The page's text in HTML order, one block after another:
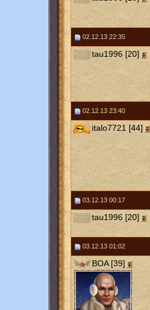
02.12.13 22:35
tau1996 [20]
02.12.13 23:40
italo7721 [44]
03.12.13 00:17
tau1996 [20]
03.12.13 01:02
BOA [39]